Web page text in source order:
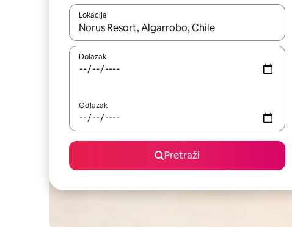
Lokacija
Kada budu dostupni rezultati, moći ćete ih pregledati
Dolazak
Odlazak
Pretraži